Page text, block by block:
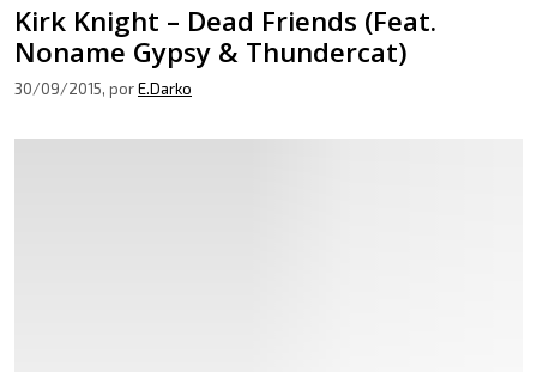
Kirk Knight – Dead Friends (Feat.
Noname Gypsy & Thundercat)
30/09/2015, porE.Darko